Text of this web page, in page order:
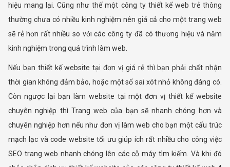
hiệu mang lại. Cũng như thế một công ty thiết kế web trẻ thông
thường chưa có nhiều kinh nghiệm nên giá cả cho một trang web
sẽ rẻ hơn rất nhiều so với các công ty đã có thương hiệu và năm
kinh nghiệm trong quá trình làm web.
Nếu bạn thiết kế website tại đơn vị giá rẻ thì bạn phải chất nhận
thời gian không đảm bảo, hoặc một số sai xót nhỏ không đáng có.
Còn ngược lại bạn làm website tại một đơn vị thiết kế website
chuyên nghiệp thì Trang web của bạn sẽ nhanh chóng hơn và
chuyên nghiệp hơn nếu như đơn vị làm web cho bạn một cấu trúc
mạch lạc và code website tối ưu giúp ích rất nhiều cho công việc
SEO trang web nhanh chóng lên các cỗ máy tìm kiếm. Và khi đó